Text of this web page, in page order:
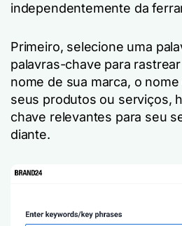
independentemente da
Primeiro, selecione uma
palavras-chave para
nome de sua marca, o
seus produtos ou serviços,
chave relevantes para seu
diante.